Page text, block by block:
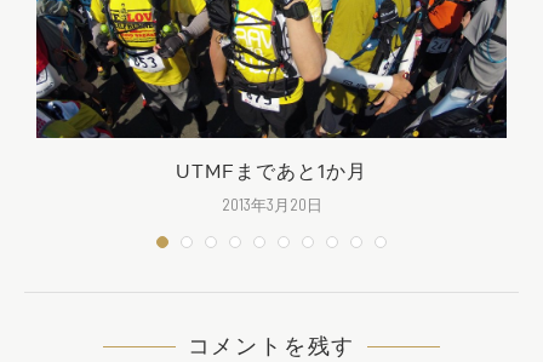
UTMFまであと1か月
2013年3月20日
コメントを残す